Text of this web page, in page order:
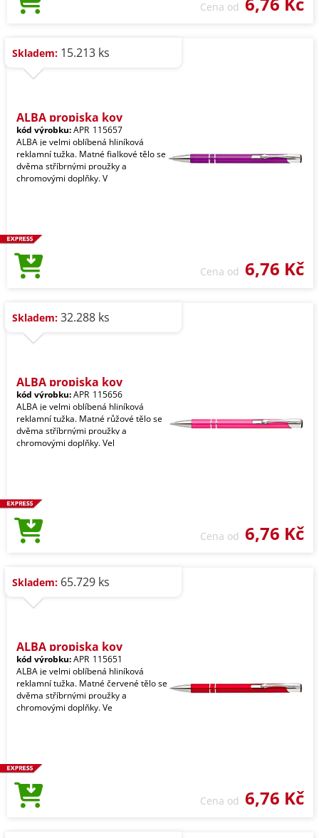
Cena od
Skladem: 15.213 ks
ALBA propiska kov
kód výrobku:APR_115657
ALBA je velmi oblíbená hliníková
reklamní tužka. Matné fialkové tělo se
dvěma stříbrnými proužky a
chromovými doplňky. V
Cena od 6,76 Kč
Skladem: 32.288 ks
ALBA propiska kov
kód výrobku:APR_115656
ALBA je velmi oblíbená hliníková
reklamní tužka. Matné růžové tělo se
dvěma stříbrnými proužky a
chromovými doplňky. Vel
Cena od 6,76 Kč
Skladem: 65.729 ks
ALBA propiska kov
kód výrobku:APR_115651
ALBA je velmi oblíbená hliníková
reklamní tužka. Matné červené tělo se
dvěma stříbrnými proužky a
chromovými doplňky. Ve
Cena od 6,76 Kč